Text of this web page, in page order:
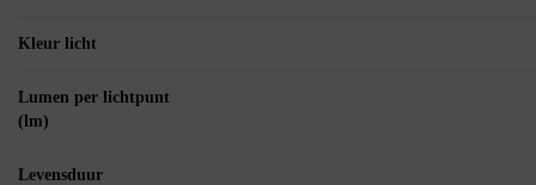
Kleur licht
Lumen per lichtpunt
(lm)
Levensduur